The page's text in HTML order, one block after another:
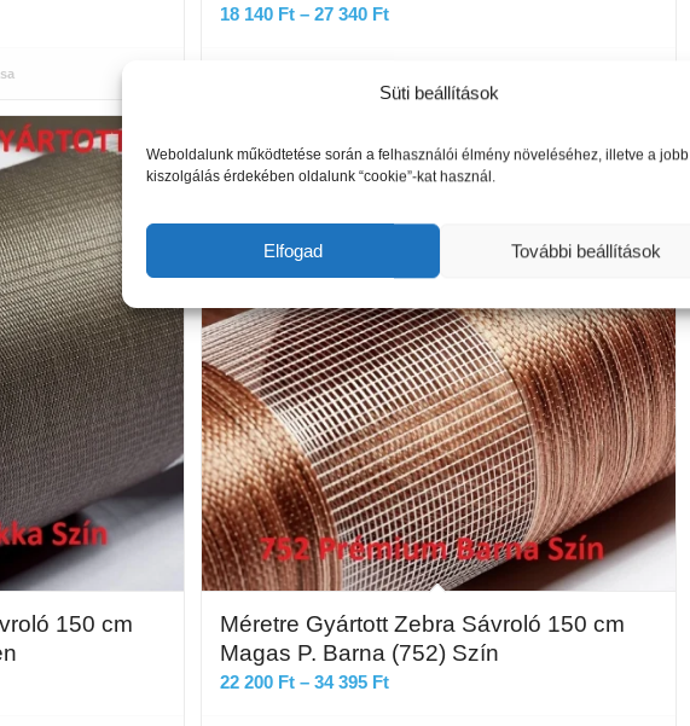
Süti beállítások
Weboldalunk működtetése során a felhasználói élmény növeléséhez, illetve a jobb
kiszolgálás érdekében oldalunk “cookie”-kat használ.
Elfogad További beállítások
18 140 Ft – 27 340 FtÁrtartomány:
-
340 Ft
150 cm
Méretre Gyártott Zebra Sávroló 150 cm
Magas P. Barna (752) Szín
22 200 Ft – 34 395 FtÁrtartomány: